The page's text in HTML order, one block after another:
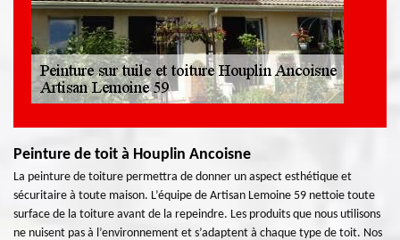
Peinture de toit à Houplin Ancoisne
La peinture de toiture permettra de donner un aspect esthétique et
sécuritaire à toute maison. L’équipe de Artisan Lemoine 59 nettoie toute
surface de la toiture avant de la repeindre. Les produits que nous utilisons
ne nuisent pas à l’environnement et s’adaptent à chaque type de toit. Nos